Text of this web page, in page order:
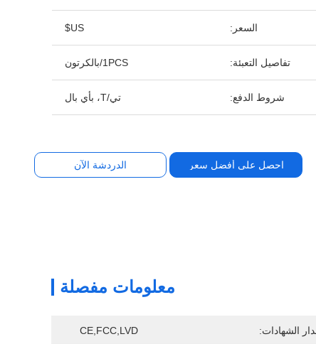
السعر: US$
تفاصيل التعبئة: 1PCS/بالكرتون
شروط الدفع: تي/T، بأي بال
احصل على أفضل سعر الدردشة الآن
معلومات مفصلة
الشهادات: CE,FCC,LVD